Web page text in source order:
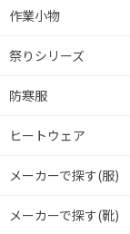
作業小物
祭りシリーズ
防寒服
ヒートウェア
メーカーで探す(服)
メーカーで探す(靴)